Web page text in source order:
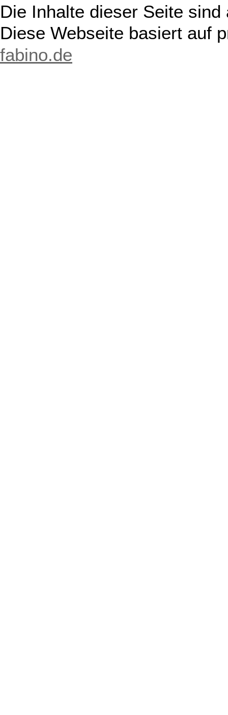
Die Inhalte dieser Seite
Diese Webseite basiert auf
fabino.de